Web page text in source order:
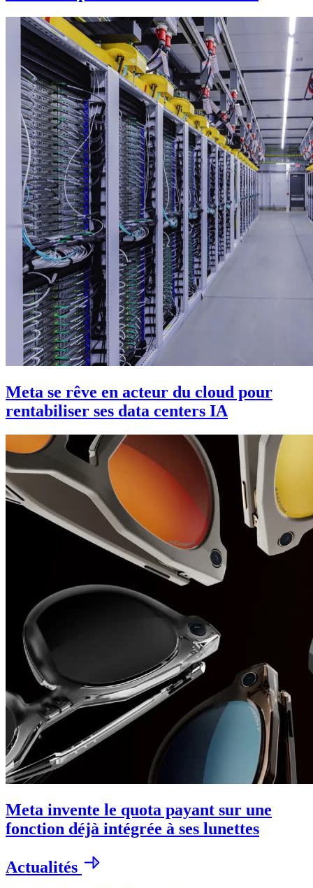
Meta se rêve en acteur du cloud pour
rentabiliser ses data centers IA
Meta invente le quota payant sur une
fonction déjà intégrée à ses lunettes
Actualités